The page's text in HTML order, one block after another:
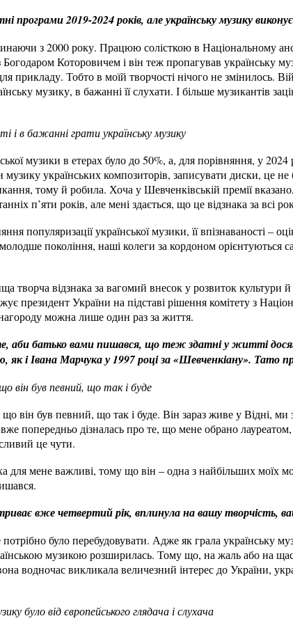
програми 2019-2024 років, але українську музику
з 2000 року. Працюю солісткою в Національному
Которовичем і він теж пропагував українську
прикладу. Тобто в моїй творчості нічого не змінилось.
музику, в бажанні її слухати. І більше музикантів
і в бажанні грати українську музику
музики в етерах було до 50%, а, для порівняння, у
українських композиторів, записувати диски, це
тому й робила. Хоча у Шевченківській премії
п’яти років, але мені здається, що це відзнака за всі
популяризації української музики, її впізнаваності –
покоління, наші колеги за кордоном орієнтуються
творча відзнака за вагомий внесок у розвиток культури й
президент України на підставі рішення комітету з
можна лише один раз за життя.
аби батько вами пишався, що теж здатні у житті
як і Івана Марчука у 1997 році за «Шевченкіану». Тато
він був певний, що так і буде
він був певний, що так і буде. Він зараз живе у Відні, ми
попередньо дізналась про те, що мене обрано
це чути.
для мене важливі, тому що він – одна з найбільших моїх
вже четвертий рік, вплинула на вашу творчість,
було перебудовувати. Адже як грала українську
музикою розширилась. Тому що, на жаль або на
водночас викликала величезний інтерес до України,
було від європейського глядача і слухача